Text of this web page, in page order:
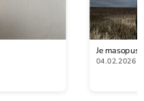
Je
04.02.2026